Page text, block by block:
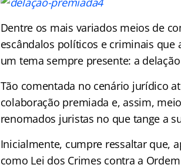
Dentre os mais variados meios de
escândalos políticos e criminais que
um tema sempre presente: a
Tão comentada no cenário jurídico
colaboração premiada e, assim,
renomados juristas no que tange a
Inicialmente, cumpre ressaltar que,
como Lei dos Crimes contra a